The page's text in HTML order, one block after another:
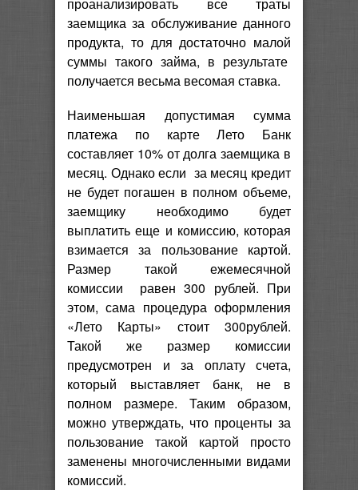
заемщика за обслуживание данного
продукта, то для достаточно малой
суммы такого займа, в результате
получается весьма весомая ставка.
Наименьшая допустимая сумма
платежа по карте Лето Банк
составляет 10% от долга заемщика в
месяц. Однако если за месяц кредит
не будет погашен в полном объеме,
заемщику необходимо будет
выплатить еще и комиссию, которая
взимается за пользование картой.
Размер такой ежемесячной
комиссии равен 300 рублей. При
этом, сама процедура оформления
«Лето Карты» стоит 300рублей.
Такой же размер комиссии
предусмотрен и за оплату счета,
который выставляет банк, не в
полном размере. Таким образом,
можно утверждать, что проценты за
пользование такой картой просто
заменены многочисленными видами
комиссий.